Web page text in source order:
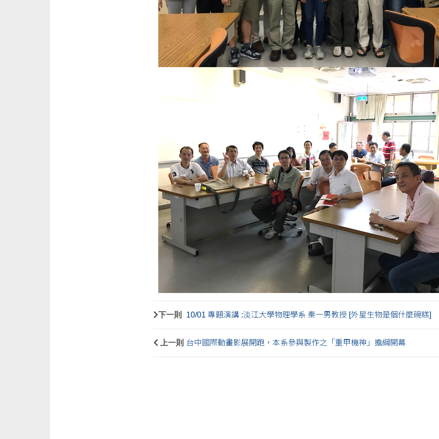
下一則 10/01 專題演講 :淡江大學物理學系 秦一男教授 [外星生物是個什麼碗糕]
上一則 台中國際動畫影展開跑，本系參與製作之「重甲機神」擔綱開幕